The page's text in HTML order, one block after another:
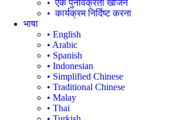
• एक पुनर्विक्रेता खोजने
• कार्यक्रम निर्दिष्ट करना
भाषा
• English
• Arabic
• Spanish
• Indonesian
• Simplified Chinese
• Traditional Chinese
• Malay
• Thai